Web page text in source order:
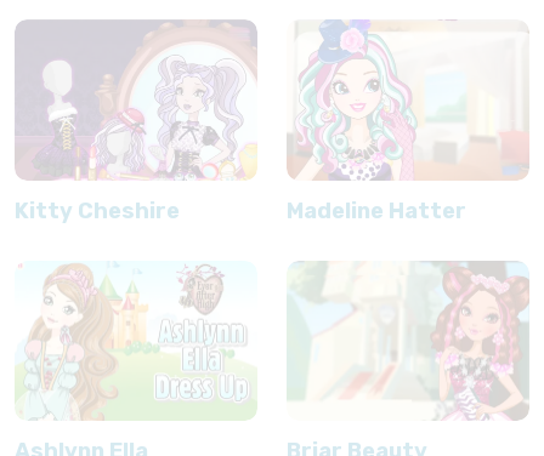
Kitty Cheshire Madeline Hatter